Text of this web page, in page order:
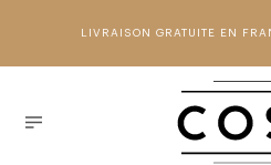
LIVRAISON GRATUITE EN